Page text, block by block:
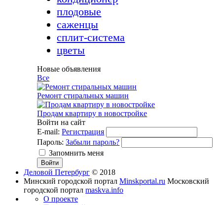
плодовые
саженцы
сплит-система
цветы
Новые объявления
Все
Ремонт стиральных машин
Продам квартиру в новостройке
Войти на сайт
E-mail: Регистрация
Пароль: Забыли пароль?
Запомнить меня
Деловой Петербург © 2018
Минский городской портал Minskportal.ru Московский
городской портал maskva.info
О проекте